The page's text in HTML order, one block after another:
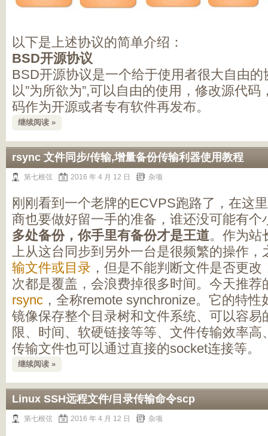
以下是上述协议的简单介绍：
BSD开源协议
BSD开源协议是一个给于使用者很大自由
以”为所欲为”,可以自由的使用，修改源代
码作为开源或者专有软件再发布。
继续阅读 »
rsync 文件同步/传输,增量备份传输利器使用教程
第七根弦 2016 年 4 月 12 日 杂项
刚刚看到一个老牌的ECVPS跑路了，在这
商也要做好留一手的准备，谁还没可能有个
多处备份，你手里有备份才是王道。作为站
上从这台同步到另外一台是很频繁的操作
输文件或目录 ，但是不能判断文件是否更
次都是覆盖，会浪费掉很多时间。今天推荐
rsync ，全称remote synchronize。它的特
镜像保存整个目录树和文件系统、可以容易
限、时间、软硬链接等等、文件传输效率
传输文件也可以通过直接的socket连接等。
继续阅读 »
Linux SSH远程文件/目录传输命令scp
第七根弦 2016 年 4 月 12 日 杂项